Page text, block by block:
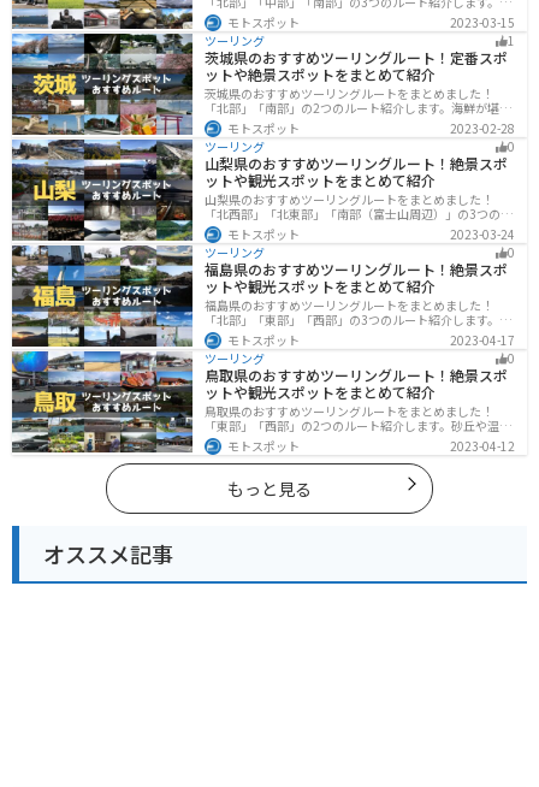
ツネ村や広大な山や滝、湖などを歴史や自然を満喫する
ツーリングができます。バイクで宮城県にツーリングに
行く際は参考にしてください。
モトスポット
2023-03-15
ツーリング
1
茨城県のおすすめツーリングルート！定番スポ
ットや絶景スポットをまとめて紹介
茨城県のおすすめツーリングルートをまとめました！
「北部」「南部」の2つのルート紹介します。海鮮が堪能
できる港や梅の景勝地、自然豊かな山々があるのでツー
リングにもってこいです。バイクで茨城県にツーリング
に行く際は参考にしてください。
モトスポット
2023-02-28
ツーリング
0
山梨県のおすすめツーリングルート！絶景スポ
ットや観光スポットをまとめて紹介
山梨県のおすすめツーリングルートをまとめました！
「北西部」「北東部」「南部（富士山周辺）」の3つのル
ート紹介します。富士山を中心に自然豊かな景色や食事
を楽しめるスポットが多数あります。バイクで山梨県に
ツーリングに行く際は参考にしてください。
モトスポット
2023-03-24
ツーリング
0
福島県のおすすめツーリングルート！絶景スポ
ットや観光スポットをまとめて紹介
福島県のおすすめツーリングルートをまとめました！
「北部」「東部」「西部」の3つのルート紹介します。内
陸部には山々が連なり、海岸線は太平洋に面してるので
観光スポットが多数あります。バイクで福島県にツーリ
ングに行く際は参考にしてください。
モトスポット
2023-04-17
ツーリング
0
鳥取県のおすすめツーリングルート！絶景スポ
ットや観光スポットをまとめて紹介
鳥取県のおすすめツーリングルートをまとめました！
「東部」「西部」の2つのルート紹介します。砂丘や温泉
地、歴史ある城跡など魅力溢れるスポットが多数あるの
で楽しめます。バイクで鳥取県にツーリングに行く際は
参考にしてください。
モトスポット 2023-04-12
もっと見る
オススメ記事